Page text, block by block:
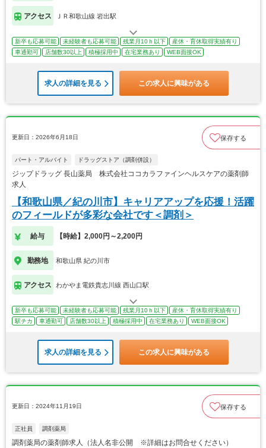
アクセス ＪＲ和歌山線 岩出駅
新卒も応募可能 未経験者も応募可能 残業月10ｈ以下
産休・育休取得実績有り
車通勤可
店舗数30以上 積極採用中 在宅業務あり WEB面接OK
求人の詳細を見る この求人に興味がある
更新日：2026年6月18日 保存する
パート・アルバイト ドラッグストア（調剤併設）
ジップドラッグ 長山薬局 株式会社ココカラファインヘルスケアの薬剤師
求人
【和歌山県／紀の川市】キャリアアップを応援！活躍
のフィールドが多彩な会社です＜調剤＞
給与 【時給】2,000円～2,200円
勤務地 和歌山県 紀の川市
アクセス わかやま電鉄貴志川線 西山口駅
新卒も応募可能 未経験者も応募可能 残業月10ｈ以下
産休・育休取得実績有り
駅チカ
車通勤可 店舗数30以上 積極採用中 在宅業務あり WEB面接OK
求人の詳細を見る この求人に興味がある
更新日：2024年11月19日 保存する
正社員 調剤薬局
調剤薬局の薬剤師求人（法人名非公開 ※詳細はお問合せください）